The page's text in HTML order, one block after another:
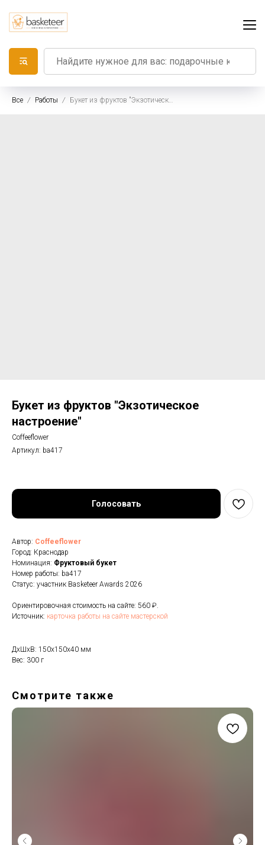
Все Работы Букет из фруктов "Экзотическое настроение"
Букет из фруктов "Экзотическое
настроение"
Coffeeflower
Артикул: ba417
Голосовать
Автор: Coffeeflower
Город: Краснодар
Номинация: Фруктовый букет
Номер работы: ba417
Статус: участник Basketeer Awards 2026
Ориентировочная стоимость на сайте: 560 ₽.
Источник: карточка работы на сайте мастерской
ДxШxВ: 150x150x40 мм
Вес: 300 г
Смотрите также